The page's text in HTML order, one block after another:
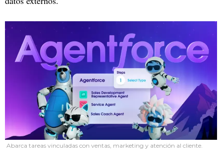
Abarca tareas vinculadas con ventas, marketing y atención al cliente.